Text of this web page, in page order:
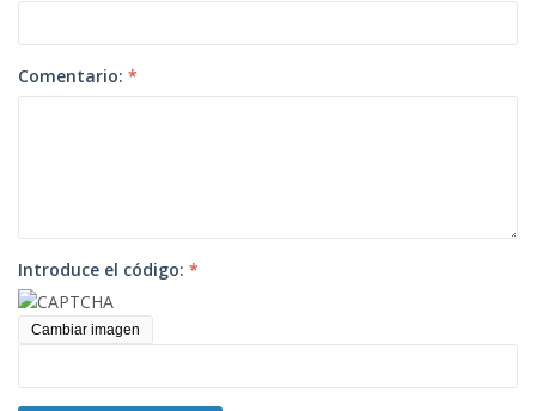
Comentario: *
Introduce el código: *
Cambiar imagen